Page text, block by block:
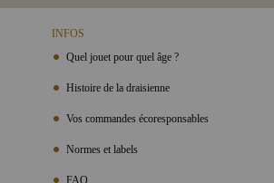
INFOS
Quel jouet pour quel âge ?
Histoire de la draisienne
Vos commandes écoresponsables
Normes et labels
FAQ